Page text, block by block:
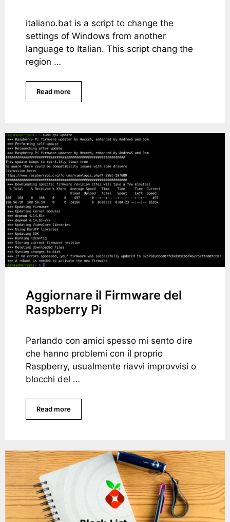
italiano.bat is a script to change the
settings of Windows from another
language to Italian. This script chang the
region …
Read more
Aggiornare il Firmware del
Raspberry Pi
Parlando con amici spesso mi sento dire
che hanno problemi con il proprio
Raspberry, usualmente riavvi improvvisi o
blocchi del …
Read more